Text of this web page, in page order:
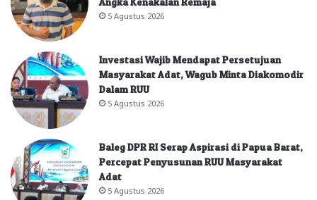
5 Agustus 2026
Investasi Wajib Mendapat Persetujuan
Masyarakat Adat, Wagub Minta Diakomodir
Dalam RUU
5 Agustus 2026
Baleg DPR RI Serap Aspirasi di Papua Barat,
Percepat Penyusunan RUU Masyarakat
Adat
5 Agustus 2026